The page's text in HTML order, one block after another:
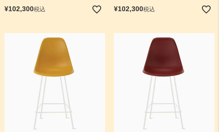
¥102,300税込 ¥102,300税込